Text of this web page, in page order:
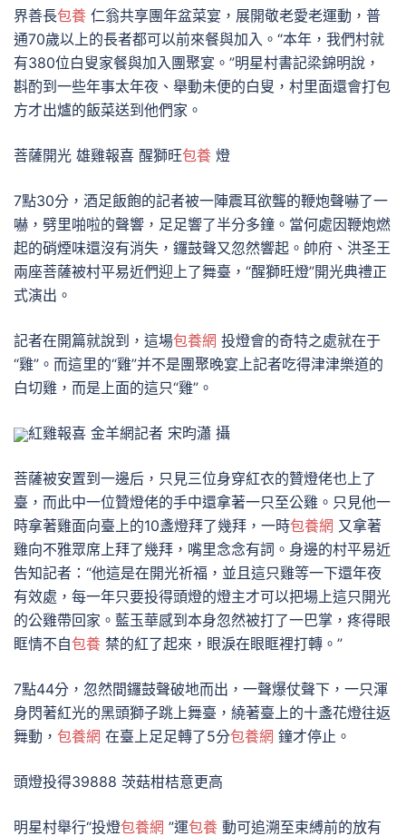
界善長包養 仁翁共享團年盆菜宴，展開敬老愛老運動，普
通70歲以上的長者都可以前來餐與加入。“本年，我們村就
有380位白叟家餐與加入團聚宴。”明星村書記梁錦明說，
斟酌到一些年事太年夜、舉動未便的白叟，村里面還會打包
方才出爐的飯菜送到他們家。
菩薩開光 雄雞報喜 醒獅旺包養 燈
7點30分，酒足飯飽的記者被一陣震耳欲聾的鞭炮聲嚇了一
嚇，劈里啪啦的聲響，足足響了半分多鐘。當何處因鞭炮燃
起的硝煙味還沒有消失，鑼鼓聲又忽然響起。帥府、洪圣王
兩座菩薩被村平易近們迎上了舞臺，“醒獅旺燈”開光典禮正
式演出。
記者在開篇就說到，這場包養網 投燈會的奇特之處就在于
“雞”。而這里的“雞”并不是團聚晚宴上記者吃得津津樂道的
白切雞，而是上面的這只“雞”。
紅雞報喜 金羊網記者 宋昀瀟 攝
菩薩被安置到一邊后，只見三位身穿紅衣的贊燈佬也上了
臺，而此中一位贊燈佬的手中還拿著一只至公雞。只見他一
時拿著雞面向臺上的10盞燈拜了幾拜，一時包養網 又拿著
雞向不雅眾席上拜了幾拜，嘴里念念有詞。身邊的村平易近
告知記者：“他這是在開光祈福，並且這只雞等一下還年夜
有效處，每一年只要投得頭燈的燈主才可以把場上這只開光
的公雞帶回家。藍玉華感到本身忽然被打了一巴掌，疼得眼
眶情不自包養 禁的紅了起來，眼淚在眼眶裡打轉。”
7點44分，忽然間鑼鼓聲破地而出，一聲爆仗聲下，一只渾
身閃著紅光的黑頭獅子跳上舞臺，繞著臺上的十盞花燈往返
舞動， 包養網 在臺上足足轉了5分包養網 鐘才停止。
頭燈投得39888 茨菇柑桔意更高
明星村舉行“投燈包養網 ”運包養 動可追溯至束縛前的放有